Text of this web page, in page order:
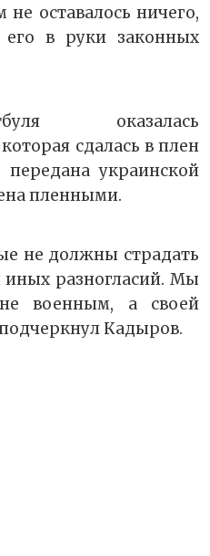
оставалось ничего,
в руки законных
оказалась
сдалась в плен
украинской
пленными.
не должны страдать
иных разногласий. Мы
военным, а своей
Кадыров.